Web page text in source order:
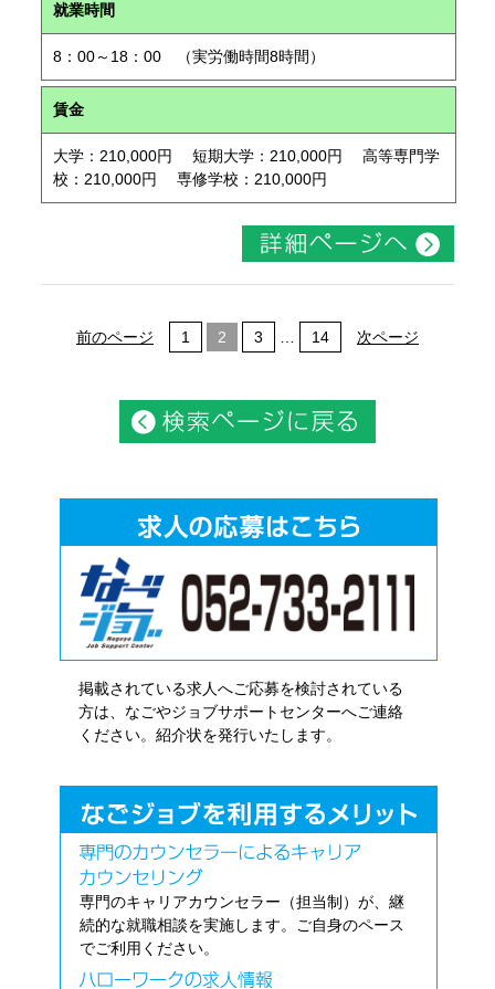
就業時間
8：00～18：00 （実労働時間8時間）
賃金
大学：210,000円 短期大学：210,000円 高等専門学
校：210,000円 専修学校：210,000円
前のページ 1 2 3 14 次ページ
掲載されている求人へご応募を検討されている
方は、なごやジョブサポートセンターへご連絡
ください。紹介状を発行いたします。
専門のキャリアカウンセラー（担当制）が、継
続的な就職相談を実施します。ご自身のペース
でご利用ください。